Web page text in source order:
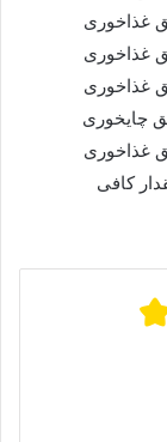
چایخوری
کافی